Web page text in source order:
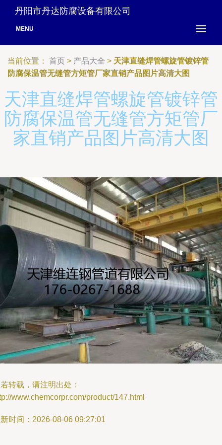
丹阳市丹达防腐设备有限公司
MENU
当前位置： 首页 > 产品大全 > 天津直缝焊管螺旋管镀锌管
防腐保温管无缝管方矩管厂家直销产品图片高清大图
天津直缝焊管螺旋管镀锌管
防腐保温管无缝管方矩管厂
家直销产品图片高清大图
转载，请注明出处：
www.chemcorpr.com/product/147.html
时间：2026-08-06 09:27:01